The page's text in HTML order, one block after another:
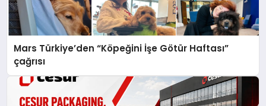
Mars Türkiye’den “Köpeğini İşe Götür Haftası”
çağrısı